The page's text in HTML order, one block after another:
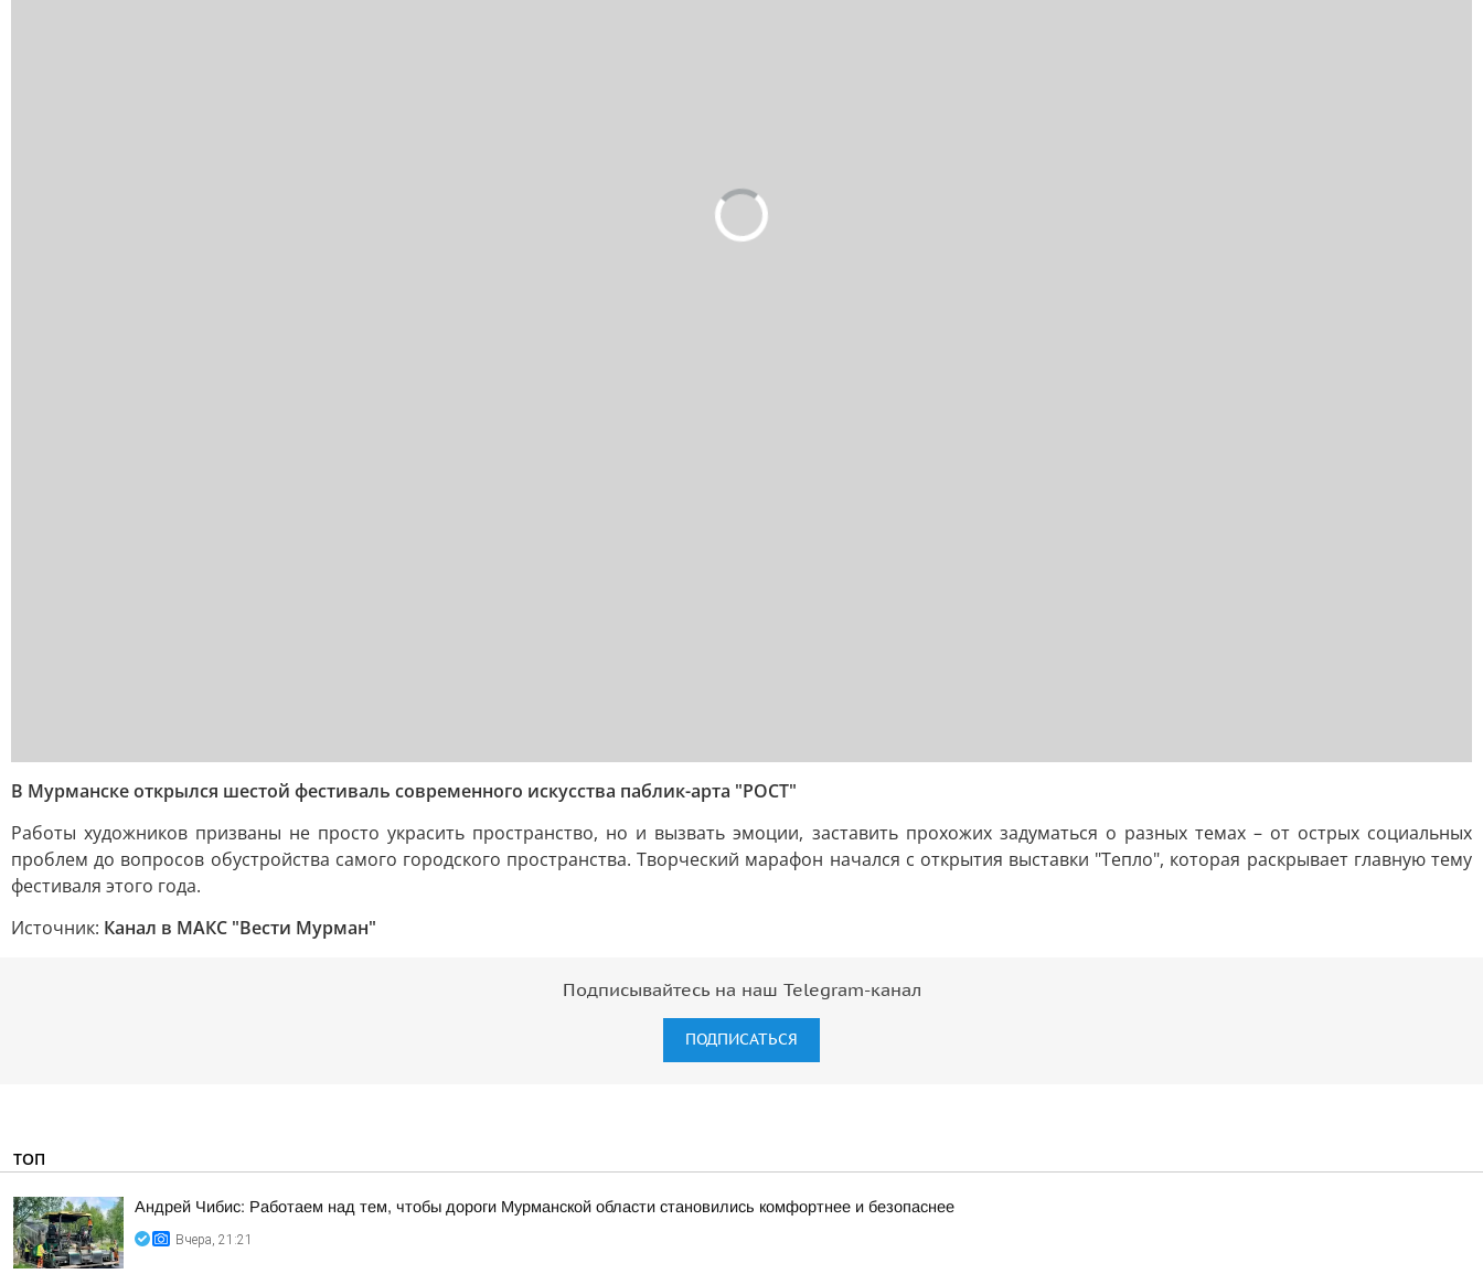
В Мурманске открылся шестой фестиваль современного искусства паблик-арта "РОСТ"
Работы художников призваны не просто украсить пространство, но и вызвать эмоции, заставить прохожих задуматься о разных темах – от острых социальных
проблем до вопросов обустройства самого городского пространства. Творческий марафон начался с открытия выставки "Тепло", которая раскрывает главную тему
фестиваля этого года.
Источник: Канал в МАКС "Вести Мурман"
Подписывайтесь на наш Telegram-канал
ПОДПИСАТЬСЯ
ТОП
Андрей Чибис: Работаем над тем, чтобы дороги Мурманской области становились комфортнее и безопаснее
Вчера, 21:21